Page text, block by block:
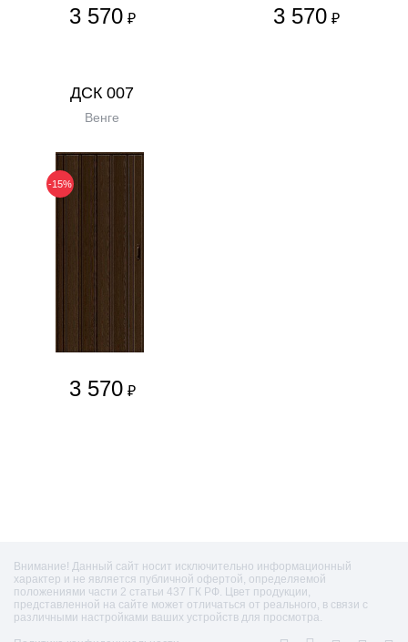
3 570 ₽ 3 570 ₽
ДСК 007
Венге
-15%
3 570 ₽
Внимание! Данный сайт носит исключительно информационный
характер и не является публичной офертой, определяемой
положениями части 2 статьи 437 ГК РФ. Цвет продукции,
представленной на сайте может отличаться от реального, в связи с
различными настройками ваших устройств для просмотра.